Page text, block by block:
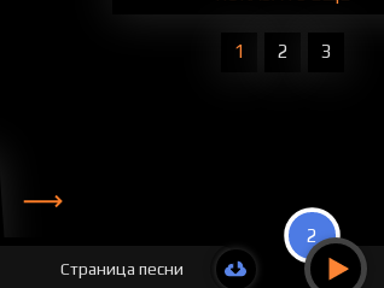
1 2 3
Страница песни
2